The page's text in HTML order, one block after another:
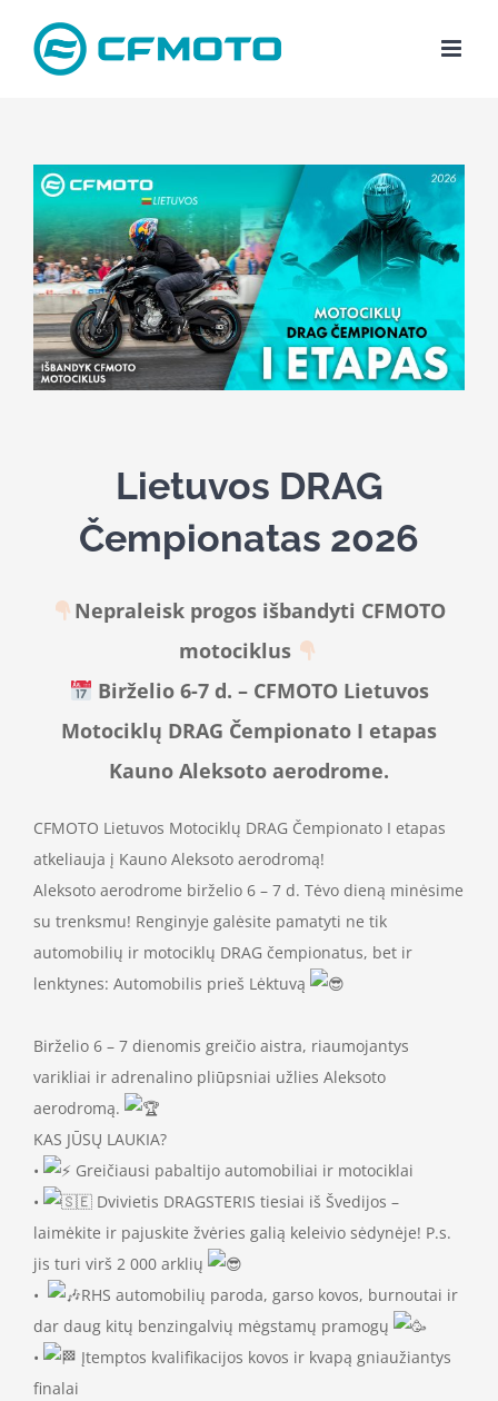
content
Lietuvos DRAG
Čempionatas 2026
Nepraleisk progos išbandyti CFMOTO
motociklus
Birželio 6-7 d. – CFMOTO Lietuvos
Motociklų DRAG Čempionato I etapas
Kauno Aleksoto aerodrome.
CFMOTO Lietuvos Motociklų DRAG Čempionato I etapas
atkeliauja į Kauno Aleksoto aerodromą!
Aleksoto aerodrome birželio 6 – 7 d. Tėvo dieną minėsime
su trenksmu! Renginyje galėsite pamatyti ne tik
automobilių ir motociklų DRAG čempionatus, bet ir
lenktynes: Automobilis prieš Lėktuvą
Birželio 6 – 7 dienomis greičio aistra, riaumojantys
varikliai ir adrenalino pliūpsniai užlies Aleksoto
aerodromą.
KAS JŪSŲ LAUKIA?
•
Greičiausi pabaltijo automobiliai ir motociklai
•
Dvivietis DRAGSTERIS tiesiai iš Švedijos –
laimėkite ir pajuskite žvėries galią keleivio sėdynėje! P.s.
jis turi virš 2 000 arklių
•
RHS automobilių paroda, garso kovos, burnoutai ir
dar daug kitų benzingalvių mėgstamų pramogų
•
Įtemptos kvalifikacijos kovos ir kvapą gniaužiantys
finalai